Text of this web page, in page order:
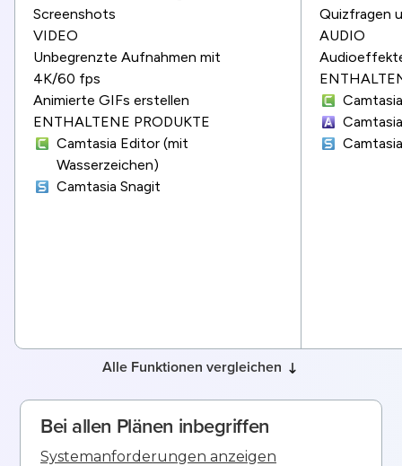
Screenshots
VIDEO
Unbegrenzte Aufnahmen mit
4K/60 fps
Animierte GIFs erstellen
ENTHALTENE PRODUKTE
Camtasia Editor (mit
Wasserzeichen)
Camtasia Snagit
Quizfragen
AUDIO
Alle Funktionen vergleichen
Bei allen Plänen inbegriffen
Systemanforderungen anzeigen